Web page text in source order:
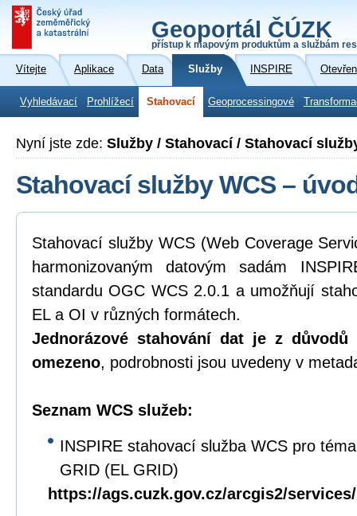
Geoportál ČÚZK
přístup k mapovým produktům a službám
Vítejte Aplikace Data Služby INSPIRE
Vyhledávací Prohlížecí Stahovací Geoprocessingové
Nyní jste zde: Služby / Stahovací / Stahovací
Stahovací služby WCS –
Stahovací služby WCS (Web Coverage
harmonizovaným datovým sadám
standardu OGC WCS 2.0.1 a umožňují
EL a OI v různých formátech.
Jednorázové stahování dat je z
omezeno, podrobnosti jsou uvedeny v
Seznam WCS služeb:
INSPIRE stahovací služba WCS pro
GRID (EL GRID)
https://ags.cuzk.gov.cz/arcgis2/